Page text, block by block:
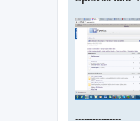
k
----------------